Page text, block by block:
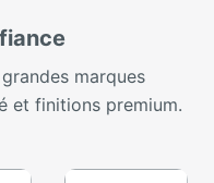
marques
et finitions premium.